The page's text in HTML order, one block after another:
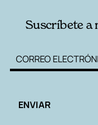
Suscríbete a